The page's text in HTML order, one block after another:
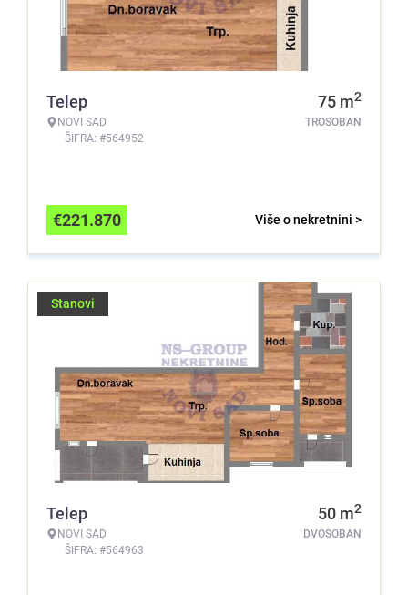
Telep
NOVI SAD
ŠIFRA: #564952
75 m2
TROSOBAN
Više o nekretnini >
€221.870
Stanovi
Telep
NOVI SAD
ŠIFRA: #564963
50 m2
DVOSOBAN